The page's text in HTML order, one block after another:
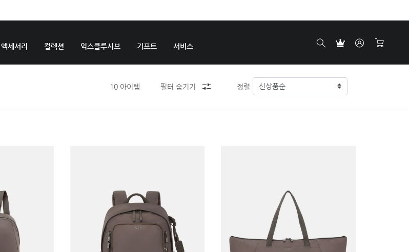
액세서리 컬렉션 익스클루시브 기프트 서비스
10아이템 필터 숨기기 정렬